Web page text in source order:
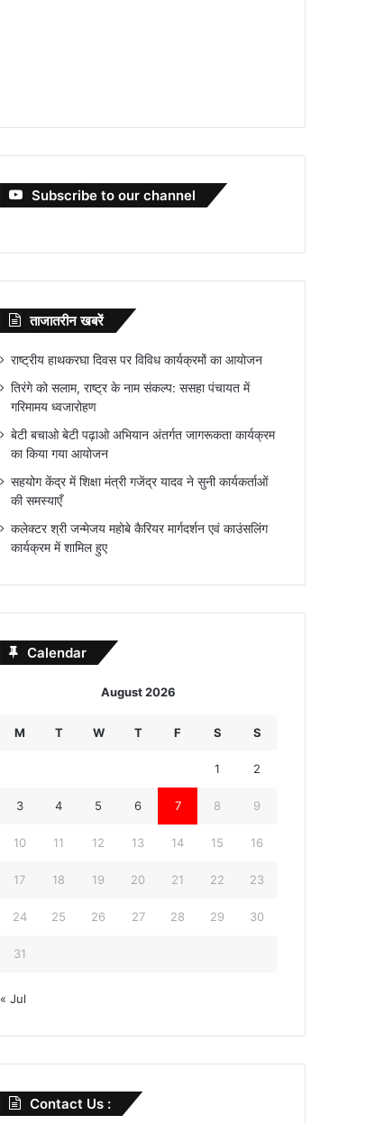
Subscribe to our channel
ताजातरीन खबरें
राष्ट्रीय हाथकरघा दिवस पर विविध कार्यक्रमों का आयोजन
तिरंगे को सलाम, राष्ट्र के नाम संकल्प: ससहा पंचायत में
गरिमामय ध्वजारोहण
बेटी बचाओ बेटी पढ़ाओ अभियान अंतर्गत जागरूकता कार्यक्रम
का किया गया आयोजन
सहयोग केंद्र में शिक्षा मंत्री गजेंद्र यादव ने सुनी कार्यकर्ताओं
की समस्याएँ
कलेक्टर श्री जन्मेजय महोबे कैरियर मार्गदर्शन एवं काउंसलिंग
कार्यक्रम में शामिल हुए
Calendar
August 2026
M T W T F S S
1 2
3 4 5 6 7 8 9
10 11 12 13 14 15 16
17 18 19 20 21 22 23
24 25 26 27 28 29 30
31
« Jul
Contact Us :